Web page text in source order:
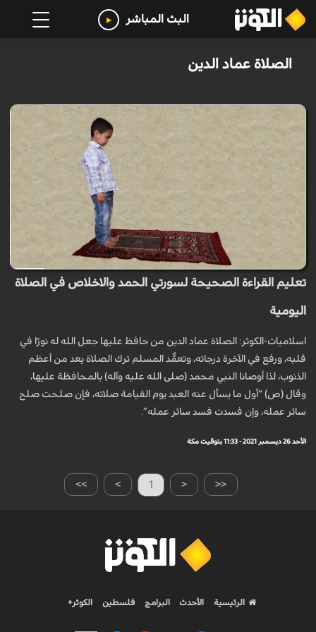
البث المباشر
الصلاة عماد الدين
تعليم القراءة الصحيحة لسورتي الحمد والاخلاص في الصلاة
اليومية
اسلاميات-الكوثر: الصلاة عماد الدين من حافظ عليها جعل الله له نورًا في
قلبه، ورفع في الآخرة درجاته، وتعمُّد المسلم ترك الصلاة يعد من أعظم
الذنوب، لذا أوصانا النبي محمد (صلى الله عليه وآله) بالمحافظة عليها،
وقال (ص) “أول ما يسأل عنه العبد يوم القيامة صلاته، فإن صلحت صلح
سائر عمله، وإن فسدت فسد سائر عمله”.
الأحد 26 ديسمبر 2021 - 11:33 بتوقيت مكة
>> > 1 < <<
الرئيسية الأحدث البرامج فلسطين الكوثر+